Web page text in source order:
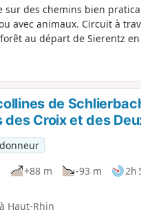
sur des chemins bien
avec animaux. Circuit à
au départ de Sierentz
direction Uffheim et
de
des Croix et des
+88 m -93 m
2h
Haut-Rhin